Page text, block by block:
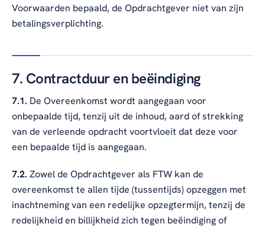
Voorwaarden bepaald, de Opdrachtgever niet van zijn
betalingsverplichting.
7. Contractduur en beëindiging
7.1. De Overeenkomst wordt aangegaan voor
onbepaalde tijd, tenzij uit de inhoud, aard of strekking
van de verleende opdracht voortvloeit dat deze voor
een bepaalde tijd is aangegaan.
7.2. Zowel de Opdrachtgever als FTW kan de
overeenkomst te allen tijde (tussentijds) opzeggen met
inachtneming van een redelijke opzegtermijn, tenzij de
redelijkheid en billijkheid zich tegen beëindiging of